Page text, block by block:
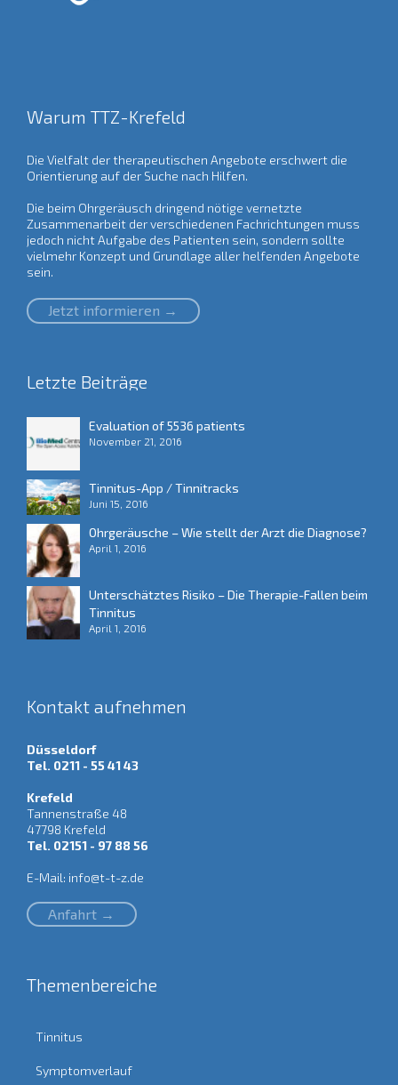
Warum TTZ-Krefeld
Die Vielfalt der therapeutischen Angebote erschwert die
Orientierung auf der Suche nach Hilfen.
Die beim Ohrgeräusch dringend nötige vernetzte
Zusammenarbeit der verschiedenen Fachrichtungen muss
jedoch nicht Aufgabe des Patienten sein, sondern sollte
vielmehr Konzept und Grundlage aller helfenden Angebote
sein.
Jetzt informieren →
Letzte Beiträge
Evaluation of 5536 patients
November 21, 2016
Tinnitus-App / Tinnitracks
Juni 15, 2016
Ohrgeräusche – Wie stellt der Arzt die Diagnose?
April 1, 2016
Unterschätztes Risiko – Die Therapie-Fallen beim
Tinnitus
April 1, 2016
Kontakt aufnehmen
Düsseldorf
Tel. 0211 - 55 41 43
Krefeld
Tannenstraße 48
47798 Krefeld
Tel. 02151 - 97 88 56
E-Mail: info@t-t-z.de
Anfahrt →
Themenbereiche
Tinnitus
Symptomverlauf